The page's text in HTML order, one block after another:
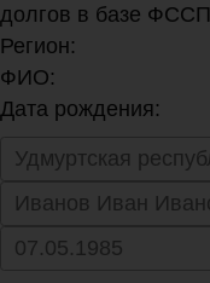
долгов в базе ФССП
Регион:
ФИО:
Дата рождения: